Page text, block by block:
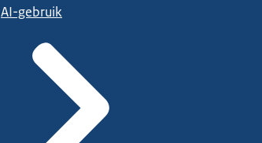
AI-gebruik